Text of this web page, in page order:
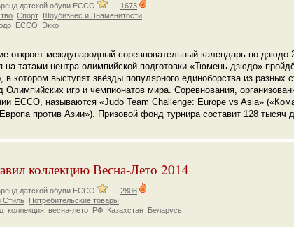
датской обуви ECCO
1673
Спорт
Шоубизнес и Знаменитости
ECCO Экко
откроет международный соревновательный календарь по дзюдо
татами центра олимпийской подготовки «Тюмень-дзюдо»
в котором выступят звёзды популярного единоборства из разных
Олимпийских игр и чемпионатов мира. Соревнования,
ECCО, называются «Judo Team Challenge: Europe vs Asia»
против Азии»). Призовой фонд турнира составит 128 тысяч
коллекцию Весна-Лето 2014
датской обуви ECCO | 2808
Стиль Потребительские товары
коллекция весна-лето РФ Казахстан Беларусь